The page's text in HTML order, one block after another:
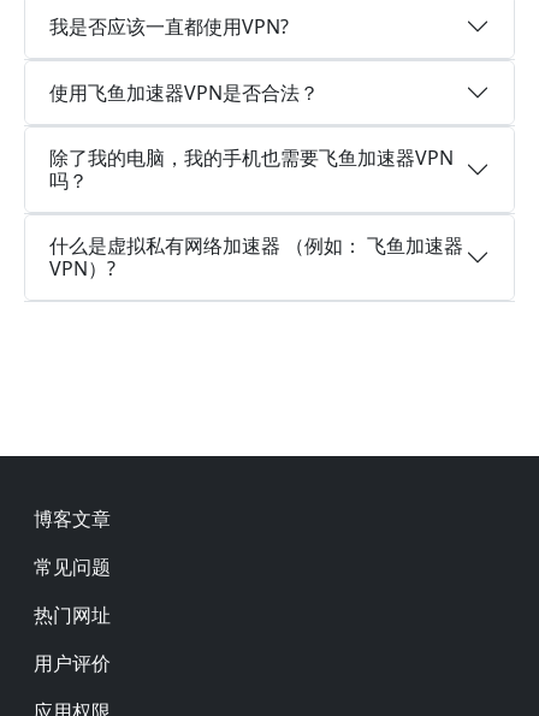
我是否应该一直都使用VPN?
使用飞鱼加速器VPN是否合法？
除了我的电脑，我的手机也需要飞鱼加速器VPN
吗？
什么是虚拟私有网络加速器 （例如： 飞鱼加速器
VPN）?
Footer
博客文章
常见问题
热门网址
用户评价